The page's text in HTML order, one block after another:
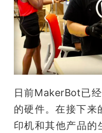
开
课
动
日前MakerBot已
的硬件。在接下来
印机和其他产品